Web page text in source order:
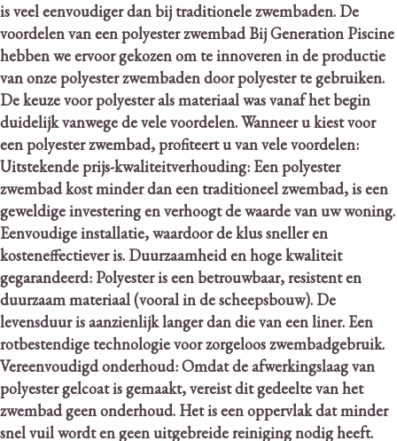
is veel eenvoudiger dan bij traditionele zwembaden. De
voordelen van een polyester zwembad Bij Generation Piscine
hebben we ervoor gekozen om te innoveren in de productie
van onze polyester zwembaden door polyester te gebruiken.
De keuze voor polyester als materiaal was vanaf het begin
duidelijk vanwege de vele voordelen.Wanneer u kiest voor
een polyester zwembad, profiteert u van vele voordelen:
Uitstekende prijs-kwaliteitverhouding: Een polyester
zwembad kost minder dan een traditioneel zwembad, is een
geweldige investering en verhoogt de waarde van uw woning.
Eenvoudige installatie, waardoor de klus sneller en
kosteneffectiever is. Duurzaamheid en hoge kwaliteit
gegarandeerd: Polyester is een betrouwbaar, resistent en
duurzaam materiaal (vooral in de scheepsbouw). De
levensduur is aanzienlijk langer dan die van een liner. Een
rotbestendige technologie voor zorgeloos zwembadgebruik.
Vereenvoudigd onderhoud: Omdat de afwerkingslaag van
polyester gelcoat is gemaakt, vereist dit gedeelte van het
zwembad geen onderhoud. Het is een oppervlak dat minder
snel vuil wordt en geen uitgebreide reiniging nodig heeft.